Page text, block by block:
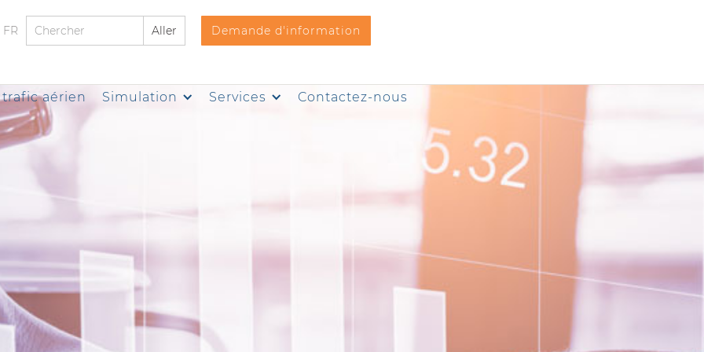
FR Demande d'information
aérien Simulation Services Contactez-nous